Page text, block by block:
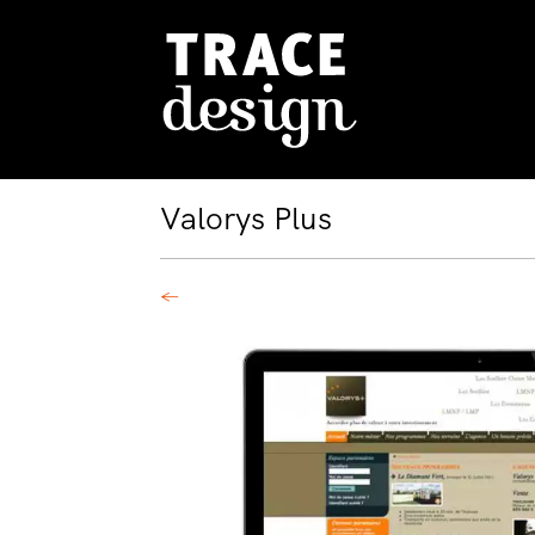
Valorys Plus
←